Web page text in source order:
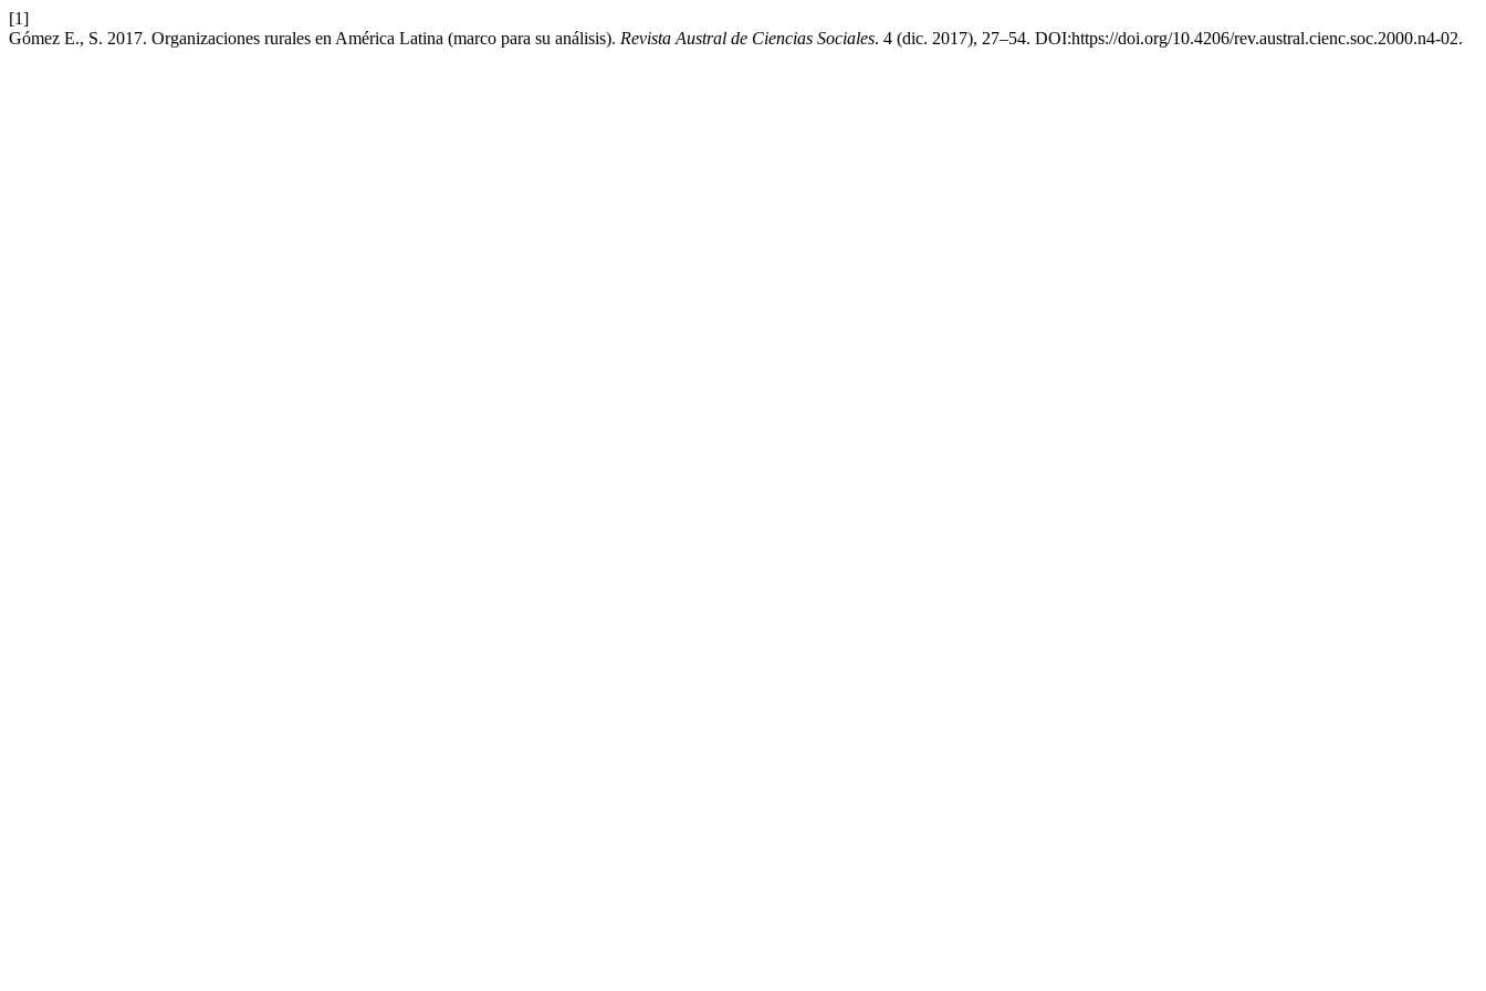
[1]
Gómez E., S. 2017. Organizaciones rurales en América Latina (marco para su análisis). Revista Austral de Ciencias Sociales. 4 (dic. 2017), 27–54. DOI:https://doi.org/10.4206/rev.austral.cienc.soc.2000.n4-02.